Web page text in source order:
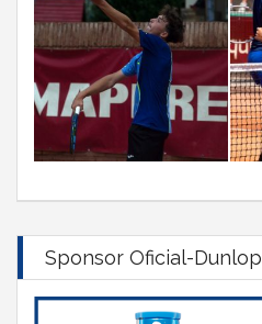
Sponsor Oficial-Dunlop